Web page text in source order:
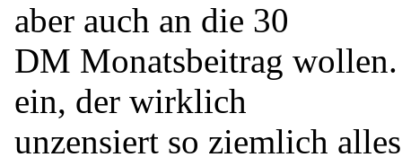
aber auch an die 30
DM Monatsbeitrag
ein, der wirklich
unzensiert so ziemlich